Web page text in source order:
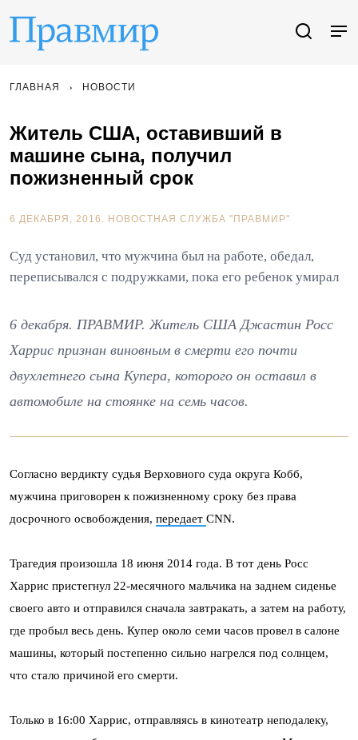
ГЛАВНАЯ НОВОСТИ
Житель США, оставивший в
машине сына, получил
пожизненный срок
6 ДЕКАБРЯ, 2016. НОВОСТНАЯ СЛУЖБА "ПРАВМИР"
Суд установил, что мужчина был на работе, обедал,
переписывался с подружками, пока его ребенок умирал
6 декабря. ПРАВМИР. Житель США Джастин Росс
Харрис признан виновным в смерти его почти
двухлетнего сына Купера, которого он оставил в
автомобиле на стоянке на семь часов.
Согласно вердикту судья Верховного суда округа Кобб,
мужчина приговорен к пожизненному сроку без права
досрочного освобождения, передает CNN.
Трагедия произошла 18 июня 2014 года. В тот день Росс
Харрис пристегнул 22-месячного мальчика на заднем сиденье
своего авто и отправился сначала завтракать, а затем на работу,
где пробыл весь день. Купер около семи часов провел в салоне
машины, который постепенно сильно нагрелся под солнцем,
что стало причиной его смерти.
Только в 16:00 Харрис, отправляясь в кинотеатр неподалеку,